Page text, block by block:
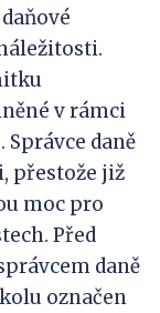
v rámci
Správce daně
přestože již
moc pro
Před
daně
označen